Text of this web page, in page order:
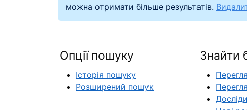
можна отримати більше результатів.
Опції пошуку
Історія пошуку
Розширений пошук
Знайти